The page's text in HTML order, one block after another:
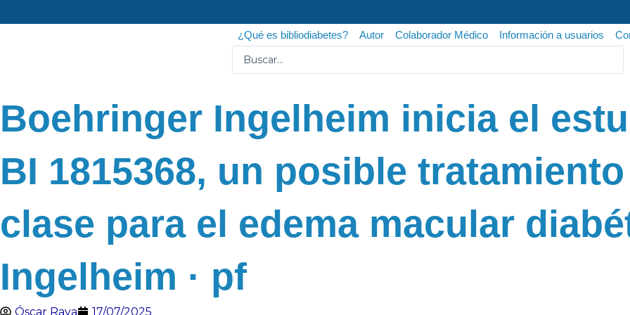
al
¿Qué es bibliodiabetes? Autor Colaborador Médico Información a usuarios
Boehringer Ingelheim inicia el
BI 1815368, un posible
clase para el edema macular
Ingelheim · pf
Óscar Raya 17/07/2025